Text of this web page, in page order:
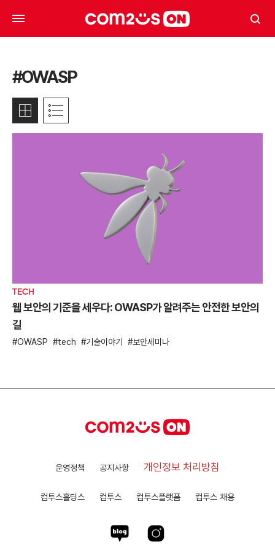
#OWASP
TECH
웹 보안의 기준을 세우다: OWASP가 알려주는 안전한 보안의
길
OWASP tech 기술이야기 보안세미나
운영정책 공지사항 개인정보 처리방침
컴투스홀딩스 컴투스 컴투스플랫폼 컴투스 채용